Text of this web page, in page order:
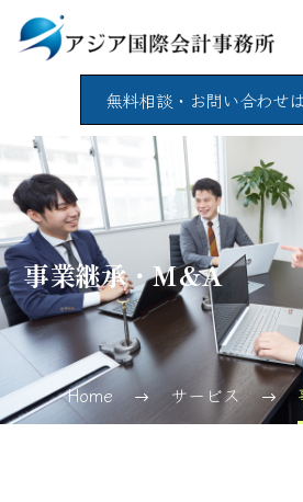
無料相談・お問い合わせ
事業継承・M&A
Home サービス